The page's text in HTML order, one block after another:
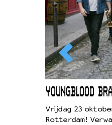
YOUNGBLOOD
Vrijdag 23
Rotterdam!